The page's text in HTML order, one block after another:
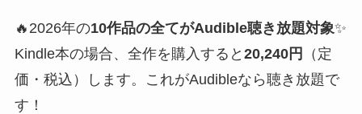
🔥2026年の10作品の全てがAudible聴き放題対象✨
Kindle本の場合、全作を購入すると 20,240円
（定
価・税込）します。これがAudibleなら聴き放題で
す！